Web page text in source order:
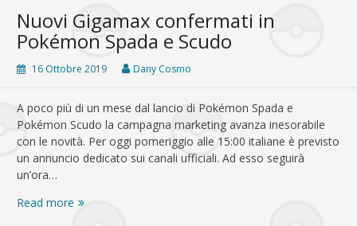
Sun
&
la
di
Ash
Nuovi Gigamax confermati in
Pokémon Spada e Scudo
16 Ottobre 2019 Dany Cosmo
A poco più di un mese dal lancio di Pokémon Spada e
Pokémon Scudo la campagna marketing avanza inesorabile
con le novità. Per oggi pomeriggio alle 15:00 italiane è previsto
un annuncio dedicato sui canali ufficiali. Ad esso seguirà
un’ora…
Read more Nuovi